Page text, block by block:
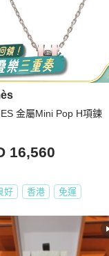
金屬Mini Pop H項鍊
16,560
好 香港 免運